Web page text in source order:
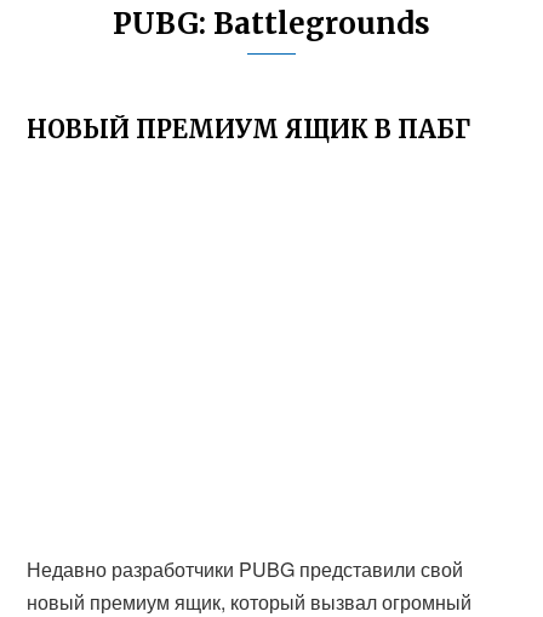
PUBG: Battlegrounds
НОВЫЙ ПРЕМИУМ ЯЩИК В ПАБГ
Недавно разработчики PUBG представили свой
новый премиум ящик, который вызвал огромный